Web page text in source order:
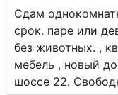
Сдам
срок. паре или
без животных. ,
мебель , новый
шоссе 22.